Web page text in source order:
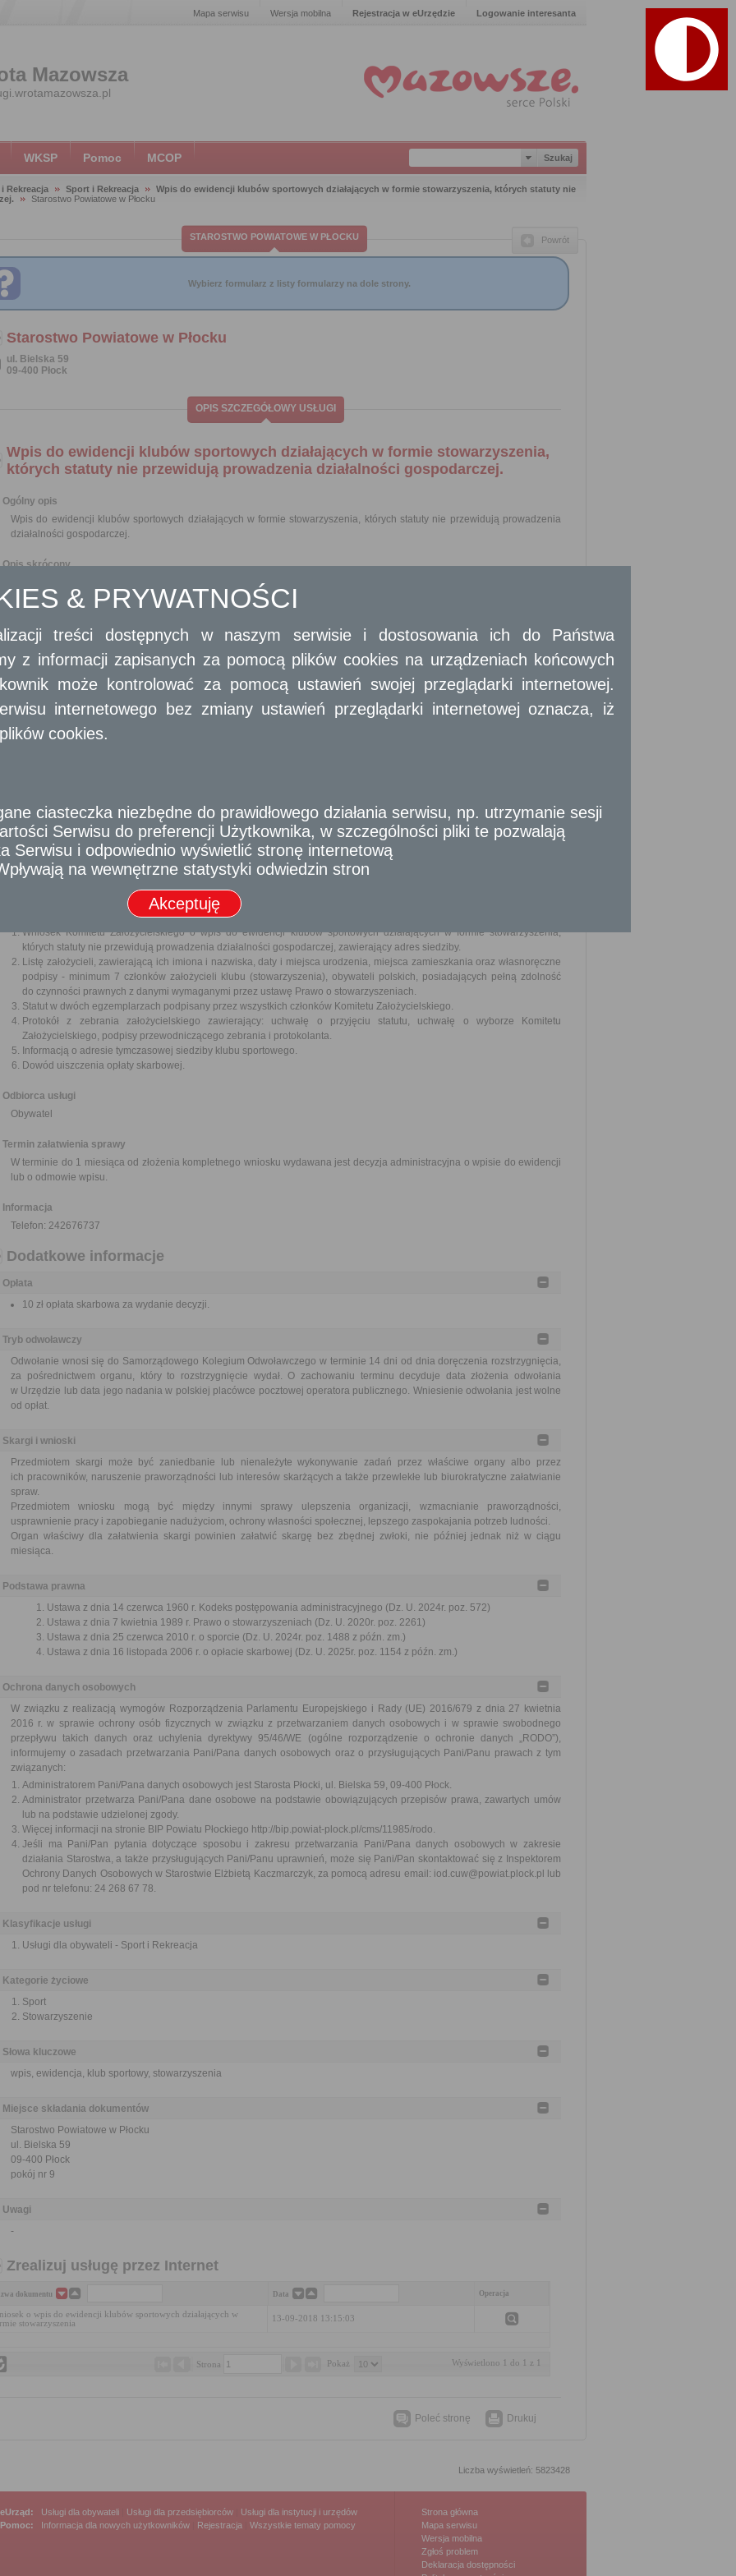
Mapa serwisu Wersja mobilna Rejestracja w eUrzędzie Logowanie interesanta
Mazowsza
WKSP Pomoc MCOP
Rekreacja Sport i Rekreacja
Wpis do ewidencji klubów sportowych działających w formie stowarzyszenia, których statuty nie
Starostwo Powiatowe w Płocku
STAROSTWO POWIATOWE W PŁOCKU Powrót
Wybierz formularz z listy formularzy na dole strony.
Starostwo Powiatowe w Płocku
ul. Bielska 59
09-400 Płock
OPIS SZCZEGÓŁOWY USŁUGI
Wpis do ewidencji klubów sportowych działających w formie stowarzyszenia,
których statuty nie przewidują prowadzenia działalności gospodarczej.
Ogólny opis
Wpis do ewidencji klubów sportowych działających w formie stowarzyszenia, których statuty nie przewidują prowadzenia
działalności gospodarczej.
Opis skrócony
Podstawową jednostką organizacyjną realizującą cele i zadania w zakresie kultury fizycznej jest klub sportowy.
Klub sportowy działający w formie stowarzyszenia, którego statut nie przewiduje prowadzenia działalności gospodarczej
miast na prawach powiatu, organem właściwym jest prezydent miasta.
Kluby sportowe uzyskują osobowość prawną z chwilą wpisania do ewidencji.
Statut klubu sportowego powinien zawierać:
nazwę odróżniającą go od innych stowarzyszeń, organizacji i instytucji;
teren działania i siedzibę;
cele i sposoby ich realizacji;
sposób nabywania i utraty członkostwa oraz przyczyny utraty członkostwa;
prawa i obowiązki członków;
zasady dokonywania zmian statutu;
sposób rozwiązania się klubu sportowego.
Ogólnokrajowe stowarzyszenia zrzeszające osoby wykonujące określony zawód lub zawody pokrewne,
podejmujące zadania w zakresie rozpowszechniania wiedzy specjalistycznej i podnoszenia poziomu
zawodowego w ramach wewnętrznego systemu potwierdzania kwalifikacji i umiejętności - określają w statucie
te zadania oraz zakres i sposób ich realizacji.
Wniosek Komitetu Założycielskiego o wpis do ewidencji klubów sportowych działających w formie stowarzyszenia,
których statuty nie przewidują prowadzenia działalności gospodarczej, zawierający adres siedziby.
Listę założycieli, zawierającą ich imiona i nazwiska, daty i miejsca urodzenia, miejsca zamieszkania oraz własnoręczne
podpisy - minimum 7 członków założycieli klubu (stowarzyszenia), obywateli polskich, posiadających pełną zdolność
do czynności prawnych z danymi wymaganymi przez ustawę Prawo o stowarzyszeniach.
Statut w dwóch egzemplarzach podpisany przez wszystkich członków Komitetu Założycielskiego.
Protokół z zebrania założycielskiego zawierający: uchwałę o przyjęciu statutu, uchwałę o wyborze Komitetu
Założycielskiego, podpisy przewodniczącego zebrania i protokolanta.
Informacją o adresie tymczasowej siedziby klubu sportowego.
Dowód uiszczenia opłaty skarbowej.
Odbiorca usługi
Obywatel
Termin załatwienia sprawy
W terminie do 1 miesiąca od złożenia kompletnego wniosku wydawana jest decyzja administracyjna o wpisie do ewidencji
lub o odmowie wpisu.
Informacja
Telefon: 242676737
Dodatkowe informacje
Opłata
10 zł opłata skarbowa za wydanie decyzji.
Tryb odwoławczy
Odwołanie wnosi się do Samorządowego Kolegium Odwoławczego w terminie 14 dni od dnia doręczenia rozstrzygnięcia,
za pośrednictwem organu, który to rozstrzygnięcie wydał. O zachowaniu terminu decyduje data złożenia odwołania
w Urzędzie lub data jego nadania w polskiej placówce pocztowej operatora publicznego. Wniesienie odwołania jest wolne
od opłat.
Skargi i wnioski
Przedmiotem skargi może być zaniedbanie lub nienależyte wykonywanie zadań przez właściwe organy albo przez
ich pracowników, naruszenie praworządności lub interesów skarżących a także przewlekłe lub biurokratyczne załatwianie
spraw.
Przedmiotem wniosku mogą być między innymi sprawy ulepszenia organizacji, wzmacnianie praworządności,
usprawnienie pracy i zapobieganie nadużyciom, ochrony własności społecznej, lepszego zaspokajania potrzeb ludności.
Organ właściwy dla załatwienia skargi powinien załatwić skargę bez zbędnej zwłoki, nie później jednak niż w ciągu
miesiąca.
Podstawa prawna
Ustawa z dnia 14 czerwca 1960 r. Kodeks postępowania administracyjnego (Dz. U. 2024r. poz. 572)
Ustawa z dnia 7 kwietnia 1989 r. Prawo o stowarzyszeniach (Dz. U. 2020r. poz. 2261)
Ustawa z dnia 25 czerwca 2010 r. o sporcie (Dz. U. 2024r. poz. 1488 z późn. zm.)
Ustawa z dnia 16 listopada 2006 r. o opłacie skarbowej (Dz. U. 2025r. poz. 1154 z późn. zm.)
Ochrona danych osobowych
W związku z realizacją wymogów Rozporządzenia Parlamentu Europejskiego i Rady (UE) 2016/679 z dnia 27 kwietnia
2016 r. w sprawie ochrony osób fizycznych w związku z przetwarzaniem danych osobowych i w sprawie swobodnego
przepływu takich danych oraz uchylenia dyrektywy 95/46/WE (ogólne rozporządzenie o ochronie danych „RODO”),
informujemy o zasadach przetwarzania Pani/Pana danych osobowych oraz o przysługujących Pani/Panu prawach z tym
związanych:
Administratorem Pani/Pana danych osobowych jest Starosta Płocki, ul. Bielska 59, 09-400 Płock.
Administrator przetwarza Pani/Pana dane osobowe na podstawie obowiązujących przepisów prawa, zawartych umów
lub na podstawie udzielonej zgody.
Więcej informacji na stronie BIP Powiatu Płockiego http://bip.powiat-plock.pl/cms/11985/rodo.
Jeśli ma Pani/Pan pytania dotyczące sposobu i zakresu przetwarzania Pani/Pana danych osobowych w zakresie
działania Starostwa, a także przysługujących Pani/Panu uprawnień, może się Pani/Pan skontaktować się z Inspektorem
Ochrony Danych Osobowych w Starostwie Elżbietą Kaczmarczyk, za pomocą adresu email: iod.cuw@powiat.plock.pl lub
pod nr telefonu: 24 268 67 78.
Klasyfikacje usługi
Usługi dla obywateli - Sport i Rekreacja
Kategorie życiowe
Sport
Stowarzyszenie
Słowa kluczowe
wpis, ewidencja, klub sportowy, stowarzyszenia
Miejsce składania dokumentów
Starostwo Powiatowe w Płocku
ul. Bielska 59
09-400 Płock
pokój nr 9
Uwagi
-
Zrealizuj usługę przez Internet
dokumentu Data Operacja
o wpis do ewidencji klubów sportowych działających w
stowarzyszenia
13-09-2018 13:15:03
Strona Pokaż Wyświetlono 1 do 1 z 1
Poleć stronę Drukuj
Liczba wyświetleń: 5823428
eUrząd: Usługi dla obywateli Usługi dla przedsiębiorców
Usługi dla instytucji i urzędów
Pomoc:
Informacja dla nowych użytkowników Rejestracja |Wszystkie tematy pomocy
Strona główna
Mapa serwisu
Wersja mobilna
Zgłoś problem
Deklaracja dostępności
& PRYWATNOŚCI
treści dostępnych w naszym serwisie i dostosowania ich do Państwa
z informacji zapisanych za pomocą plików cookies na urządzeniach końcowych
może kontrolować za pomocą ustawień swojej przeglądarki internetowej.
internetowego bez zmiany ustawień przeglądarki internetowej oznacza, iż
cookies.
ciasteczka niezbędne do prawidłowego działania serwisu, np. utrzymanie sesji
Serwisu do preferencji Użytkownika, w szczególności pliki te pozwalają
Serwisu i odpowiednio wyświetlić stronę internetową
na wewnętrzne statystyki odwiedzin stron
Akceptuję